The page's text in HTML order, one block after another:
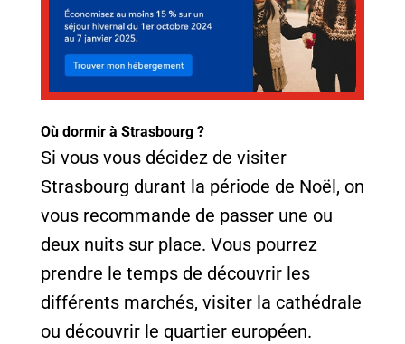
Où dormir à Strasbourg ?
Si vous vous décidez de visiter
Strasbourg durant la période de Noël, on
vous recommande de passer une ou
deux nuits sur place. Vous pourrez
prendre le temps de découvrir les
différents marchés, visiter la cathédrale
ou découvrir le quartier européen.